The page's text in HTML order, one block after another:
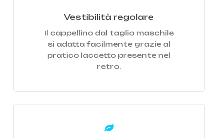
Vestibilità regolare
Il cappellino dal taglio maschile
si adatta facilmente grazie al
pratico laccetto presente nel
retro.